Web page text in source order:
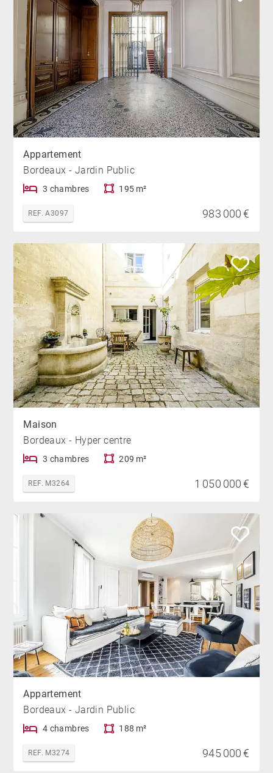
Appartement
Bordeaux - Jardin Public
3 chambres 195 m²
REF. A3097 983 000 €
Maison
Bordeaux - Hyper centre
3 chambres 209 m²
REF. M3264 1 050 000 €
Appartement
Bordeaux - Jardin Public
4 chambres 188 m²
REF. M3274 945 000 €